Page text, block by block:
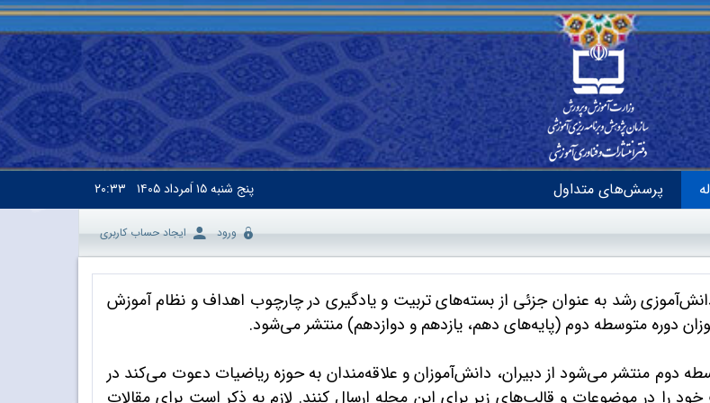
پرسش‌های متداول پنج شنبه۱۵ اَمرداد ۱۴۰۵ ۲۰:۳۳
ورود ایجاد حساب کاربری
رشد به عنوان جزئی از بسته‌‌های تربیت و یادگیری در چارچوب اهداف و نظام آموزش
دوره متوسطه دوم (پایه‌‌های دهم، یازدهم و دوازدهم) منتشر می‌شود.
دوم منتشر می‌شود از دبیران، دانش‌آموزان و علاقه‌مندان به حوزه ریاضیات دعوت می‌کند در
در موضوعات و قالب‌های زیر برای این مجله ارسال کنند. لازم به ذکر است برای مقالات